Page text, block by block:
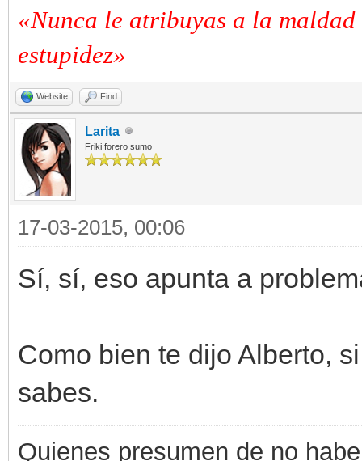
«Nunca le atribuyas a la
estupidez»
Website Find
Larita
Friki forero sumo
17-03-2015, 00:06
Sí, sí, eso apunta a
Como bien te dijo Alberto,
sabes.
Quienes presumen de no